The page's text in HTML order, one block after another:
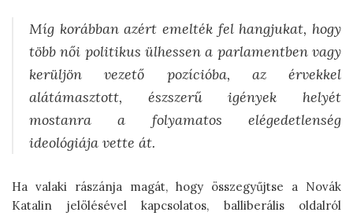
Míg korábban azért emelték fel hangjukat, hogy
több női politikus ülhessen a parlamentben vagy
kerüljön vezető pozícióba, az érvekkel
alátámasztott, észszerű igények helyét
mostanra a folyamatos elégedetlenség
ideológiája vette át.
Ha valaki rászánja magát, hogy összegyűjtse a Novák
Katalin jelölésével kapcsolatos, balliberális oldalról